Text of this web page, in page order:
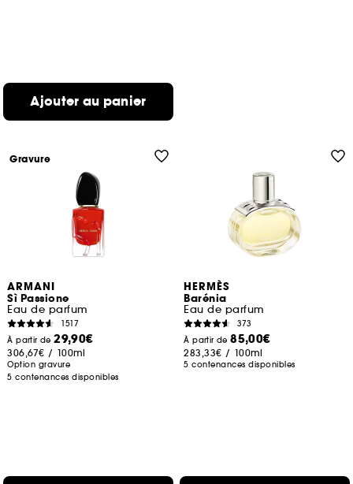
Ajouter au panier
ARMANI
Sì Passione
Eau de parfum
1517
À partir de29,90€
306,67€ / 100ml
Option gravure
5 contenances disponibles
Gravure
HERMÈS
Barénia
Eau de parfum
373
À partir de85,00€
283,33€ / 100ml
5 contenances disponibles